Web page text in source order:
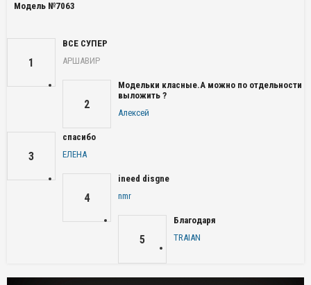
Модель №7063
1
ВСЕ СУПЕР
АРШАВИР
2
Модельки класные.А можно по отдельности
выложить ?
Алексей
3
спасибо
ЕЛЕНА
4
ineed disgne
nmr
5
Благодаря
TRAIAN